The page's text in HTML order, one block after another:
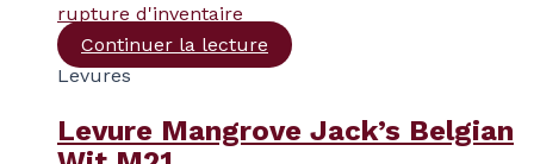
rupture d'inventaire
Continuer la lecture
Levures
Levure Mangrove Jack’s Belgian